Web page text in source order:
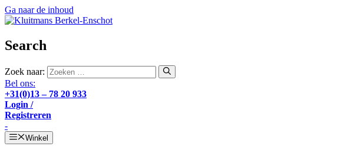
Ga naar de inhoud
Search
Zoek naar:
Bel ons:
+31(0)13 – 78 20 933
Login /
Registreren
-
Winkel